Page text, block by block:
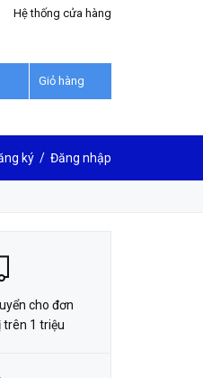
Hệ thống cửa hàng
Giỏ hàng
ký / Đăng nhập
HÀNG
cho đơn
trên 1 triệu